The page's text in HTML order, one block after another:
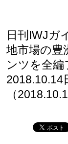
日刊IWJガ
地市場の豊
ンツを全編
2018.10.14
（